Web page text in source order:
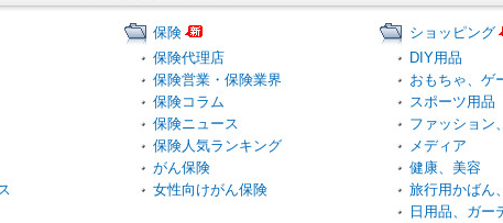
保険
保険代理店
保険営業・保険業界
保険コラム
保険ニュース
保険人気ランキング
がん保険
女性向けがん保険
ショッピング
DIY用品
おもちゃ、ゲ
スポーツ用品
ファッション
メディア
健康、美容
旅行用かばん
日用品、ガー